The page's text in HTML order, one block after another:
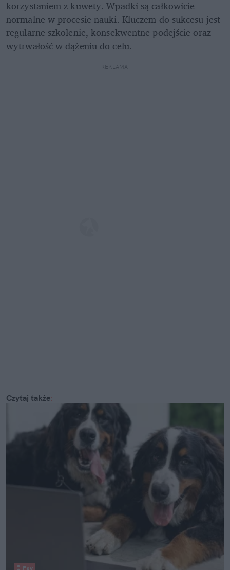
korzystaniem z kuwety. Wpadki są całkowicie
normalne w procesie nauki. Kluczem do sukcesu jest
regularne szkolenie, konsekwentne podejście oraz
wytrwałość w dążeniu do celu.
REKLAMA
Czytaj także:
Psy